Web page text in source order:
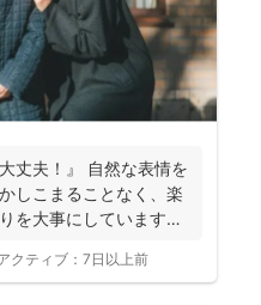
丈夫！』 自然な表情を
しこまることなく、楽
を大事にしています＾
クティブ： 7日以上前